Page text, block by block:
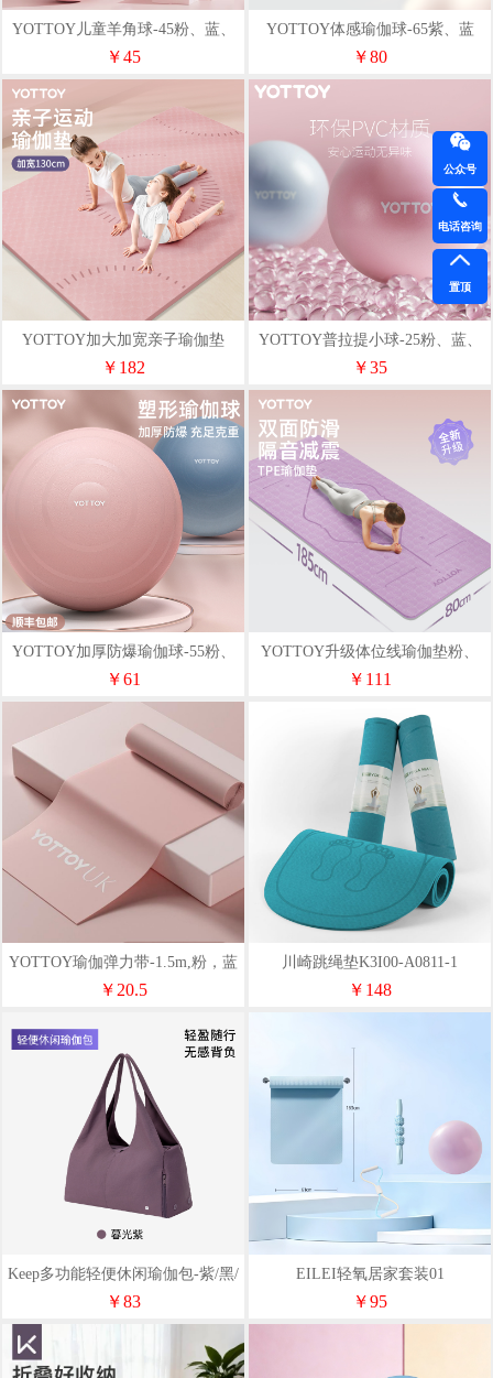
YOTTOY儿童羊角球-45粉、蓝、
紫
￥45
YOTTOY体感瑜伽球-65紫、蓝
￥80
YOTTOY加大加宽亲子瑜伽垫
粉、紫
￥182
YOTTOY普拉提小球-25粉、蓝、
紫、绿、棕、燕麦色
￥35
YOTTOY加厚防爆瑜伽球-55粉、
蓝、绿、紫
￥61
YOTTOY升级体位线瑜伽垫粉、
紫
￥111
YOTTOY瑜伽弹力带-1.5m,粉，蓝
￥20.5
川崎跳绳垫K3I00-A0811-1
￥148
Keep多功能轻便休闲瑜伽包-紫/黑/
白色
￥83
EILEI轻氧居家套装01
￥95
公众号
电话咨询
置顶